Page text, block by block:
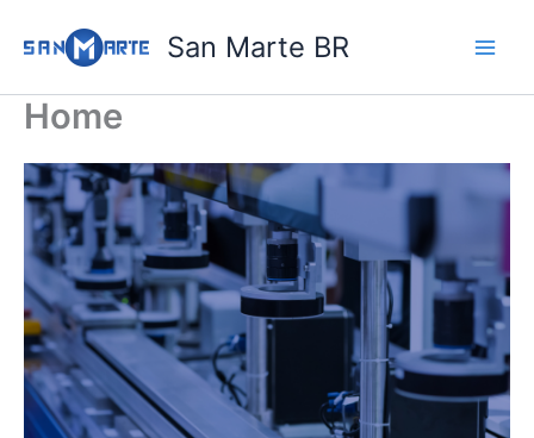
para
conteúdo
San Marte BR
Home